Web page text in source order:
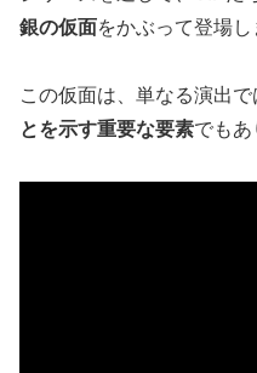
銀の仮面をかぶって登場し
この仮面は、単なる演出で
とを示す重要な要素でもあ